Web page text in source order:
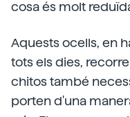
cosa és molt
Aquests ocells, en
tots els dies,
chitos també
porten d'una